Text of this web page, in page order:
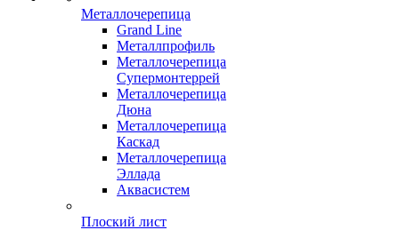
Металлочерепица
Grand Line
Металлпрофиль
Металлочерепица
Супермонтеррей
Металлочерепица
Дюна
Металлочерепица
Каскад
Металлочерепица
Эллада
Аквасистем
Плоский лист